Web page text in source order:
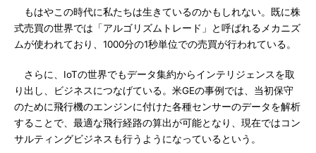
もはやこの時代に私たちは生きているのかもしれない。既に株
式売買の世界では「アルゴリズムトレード」と呼ばれるメカニズ
ムが使われており、1000分の1秒単位での売買が行われている。
さらに、IoTの世界でもデータ集約からインテリジェンスを取
り出し、ビジネスにつなげている。米GEの事例では、当初保守
のために飛行機のエンジンに付けた各種センサーのデータを解析
することで、最適な飛行経路の算出が可能となり、現在ではコン
サルティングビジネスも行うようになっているという。